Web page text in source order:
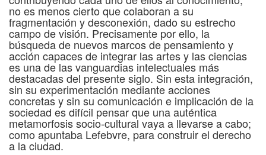
no es menos cierto que colaboran a su
fragmentación y desconexión, dado su estrecho
campo de visión. Precisamente por ello, la
búsqueda de nuevos marcos de pensamiento y
acción capaces de integrar las artes y las ciencias
es una de las vanguardias intelectuales más
destacadas del presente siglo. Sin esta integración,
sin su experimentación mediante acciones
concretas y sin su comunicación e implicación de la
sociedad es difícil pensar que una auténtica
metamorfosis socio-cultural vaya a llevarse a cabo;
como apuntaba Lefebvre, para construir el derecho
a la ciudad.